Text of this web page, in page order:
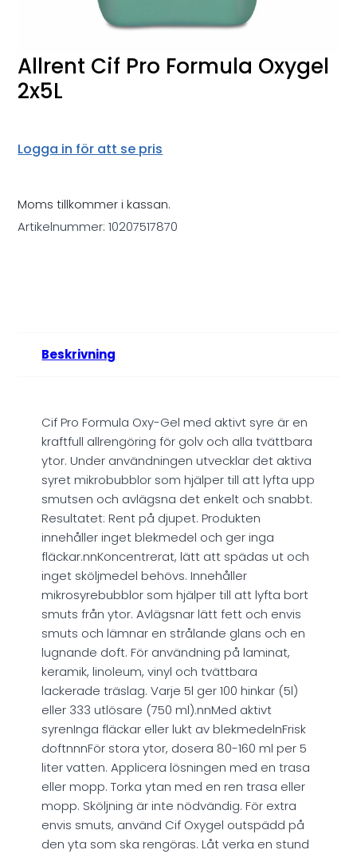
Allrent Cif Pro Formula Oxygel
2x5L
Logga in för att se pris
Moms tillkommer i kassan.
Artikelnummer:10207517870
Beskrivning
Cif Pro Formula Oxy-Gel med aktivt syre är en
kraftfull allrengöring för golv och alla tvättbara
ytor. Under användningen utvecklar det aktiva
syret mikrobubblor som hjälper till att lyfta upp
smutsen och avlägsna det enkelt och snabbt.
Resultatet: Rent på djupet. Produkten
innehåller inget blekmedel och ger inga
fläckar.nnKoncentrerat, lätt att spädas ut och
inget sköljmedel behövs. Innehåller
mikrosyrebubblor som hjälper till att lyfta bort
smuts från ytor. Avlägsnar lätt fett och envis
smuts och lämnar en strålande glans och en
lugnande doft. För användning på laminat,
keramik, linoleum, vinyl och tvättbara
lackerade träslag. Varje 5l ger 100 hinkar (5l)
eller 333 utlösare (750 ml).nnMed aktivt
syrenInga fläckar eller lukt av blekmedelnFrisk
doftnnnFör stora ytor, dosera 80-160 ml per 5
liter vatten. Applicera lösningen med en trasa
eller mopp. Torka ytan med en ren trasa eller
mopp. Sköljning är inte nödvändig. För extra
envis smuts, använd Cif Oxygel outspädd på
den yta som ska rengöras. Låt verka en stund